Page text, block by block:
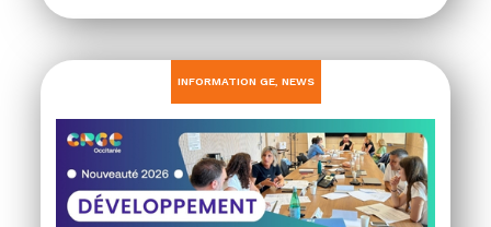
INFORMATION GE, NEWS